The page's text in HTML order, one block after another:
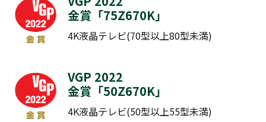
金賞「75Z670K」
4K液晶テレビ(70型以上80型未満)
VGP 2022
金賞「50Z670K」
4K液晶テレビ(50型以上55型未満)